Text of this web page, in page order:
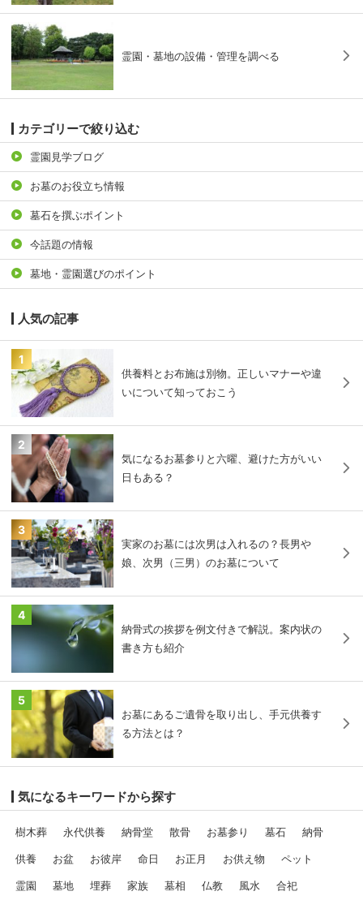
霊園・墓地の設備・管理を調べる
カテゴリーで絞り込む
霊園見学ブログ
お墓のお役立ち情報
墓石を撰ぶポイント
今話題の情報
墓地・霊園選びのポイント
人気の記事
1
供養料とお布施は別物。正しいマナーや違
いについて知っておこう
2
気になるお墓参りと六曜、避けた方がいい
日もある？
3
実家のお墓には次男は入れるの？長男や
娘、次男（三男）のお墓について
4
納骨式の挨拶を例文付きで解説。案内状の
書き方も紹介
5
お墓にあるご遺骨を取り出し、手元供養す
る方法とは？
気になるキーワードから探す
樹木葬 永代供養 納骨堂 散骨 お墓参り 墓石 納骨
供養 お盆 お彼岸 命日 お正月 お供え物 ペット
霊園 墓地 埋葬 家族 墓相 仏教 風水 合祀